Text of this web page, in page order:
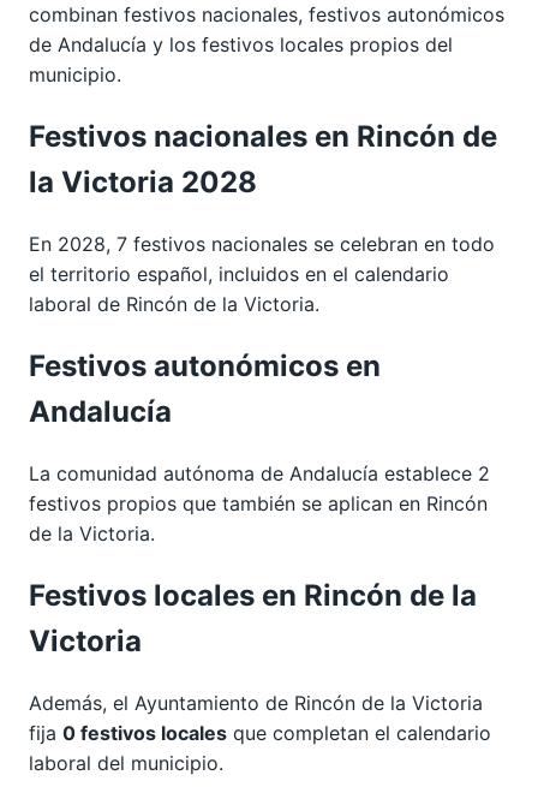
combinan festivos nacionales, festivos autonómicos
de Andalucía y los festivos locales propios del
municipio.
Festivos nacionales en Rincón de
la Victoria 2028
En 2028, 7 festivos nacionales se celebran en todo
el territorio español, incluidos en el calendario
laboral de Rincón de la Victoria.
Festivos autonómicos en
Andalucía
La comunidad autónoma de Andalucía establece 2
festivos propios que también se aplican en Rincón
de la Victoria.
Festivos locales en Rincón de la
Victoria
Además, el Ayuntamiento de Rincón de la Victoria
fija 0 festivos locales que completan el calendario
laboral del municipio.